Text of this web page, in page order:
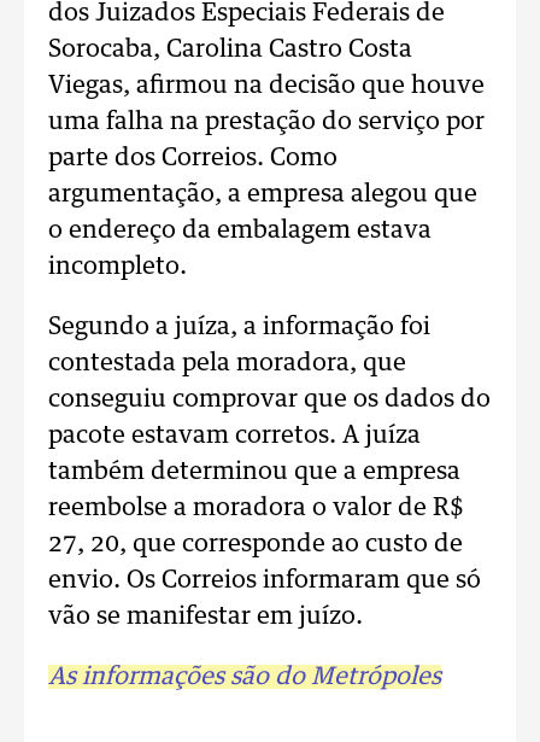
dos Juizados Especiais Federais de
Sorocaba, Carolina Castro Costa
Viegas, afirmou na decisão que houve
uma falha na prestação do serviço por
parte dos Correios. Como
argumentação, a empresa alegou que
o endereço da embalagem estava
incompleto.
Segundo a juíza, a informação foi
contestada pela moradora, que
conseguiu comprovar que os dados do
pacote estavam corretos. A juíza
também determinou que a empresa
reembolse a moradora o valor de R$
27, 20, que corresponde ao custo de
envio. Os Correios informaram que só
vão se manifestar em juízo.
As informações são do Metrópoles